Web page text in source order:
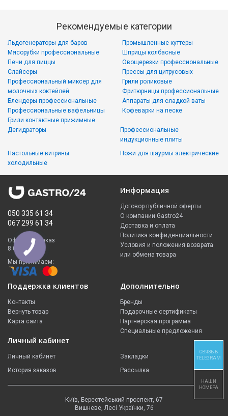
Рекомендуемые категории
Льдогенераторы для баров
Мясорубки профессиональные
Печи для пиццы
Слайсеры
Промышленные куттеры
Шприцы колбасные
Овощерезки профессиональные
Прессы для цитрусовых
Профессиональный миксер для
молочных коктейлей
Блендеры профессиональные
Профессиональные вафельницы
Грили контактные прижимные
Грили роликовые
Фритюрницы профессиональные
Аппараты для сладкой ваты
Кофеварки на песке
Дегидраторы
Настольные витрины
холодильные
Профессиональные
индукционные плиты
Ножи для шаурмы электрические
050 335 61 34
067 299 61 34
Оформить заказ
8:00 - 23:00
Мы принимаем:
Информация
Договор публичной оферты
О компании Gastro24
Доставка и оплата
Политика конфиденциальности
Условия и положения возврата
или обмена товара
Поддержка клиентов
Контакты
Вернуть товар
Карта сайта
Дополнительно
Бренды
Подарочные сертификаты
Партнерская программа
Специальные предложения
Личный кабинет
Личный кабинет
История заказов
Закладки
Рассылка
Київ, Берестейський проспект, 67
Вишневе, Лесі Українки, 76
СВЯЗЬ В
TELEGRAM
НАШИ
НОМЕРА